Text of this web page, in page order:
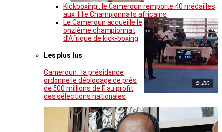
Kickboxing : le Cameroun remporte 40 médailles
aux 11e Championnats africains
© JDC
Le Cameroun accueille le
onzième championnat
d’Afrique de kick-boxing
Les plus lus
Cameroun : la présidence
ordonne le déblocage de près
de 500 millions de F au profit
des sélections nationales